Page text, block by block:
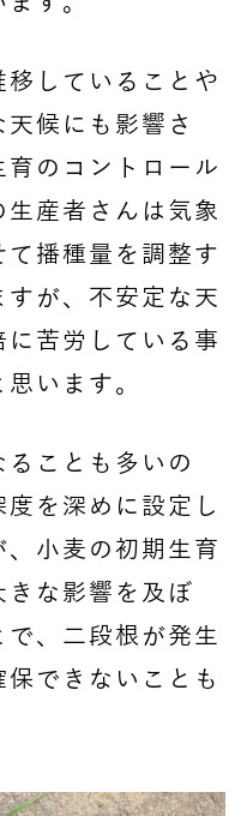
していることや
候にも影響さ
のコントロール
産者さんは気象
播種量を調整す
が、不安定な天
苦労している事
います。
ことも多いの
を深めに設定し
小麦の初期生育
きな影響を及ぼ
で、二段根が発生
できないことも